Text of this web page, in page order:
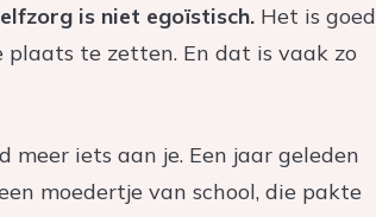
is niet egoïstisch. Het is goed
plaats te zetten. En dat is vaak zo
iets aan je. Een jaar geleden
moedertje van school, die pakte